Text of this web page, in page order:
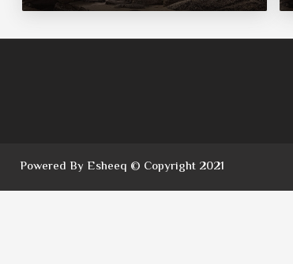
Powered By Esheeq © Copyright 2021